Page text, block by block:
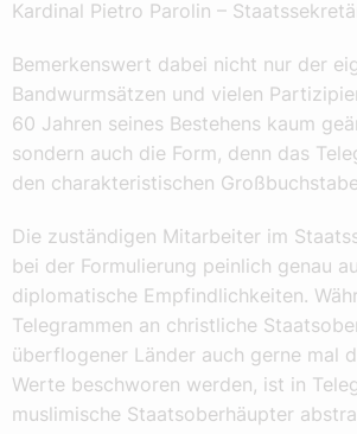
Kardinal Pietro Parolin –
Bemerkenswert dabei nicht nur der
Bandwurmsätzen und vielen
60 Jahren seines Bestehens kaum
sondern auch die Form, denn das
den charakteristischen
Die zuständigen Mitarbeiter im
bei der Formulierung peinlich genau
diplomatische Empfindlichkeiten.
Telegrammen an christliche
überflogener Länder auch gerne mal
Werte beschworen werden, ist in
muslimische Staatsoberhäupter